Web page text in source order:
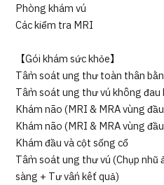
Phòng khám vú
Các kiểm tra MRI
【Gói khám sức khỏe】
Tầm soát ung thư toàn thân
Tầm soát ung thư vú không đau
Khám não (MRI & MRA vùng
Khám não (MRI & MRA vùng
Khám đầu và cột sống cổ
Tầm soát ung thư vú (Chụp nhũ
sàng + Tư vấn kết quả)